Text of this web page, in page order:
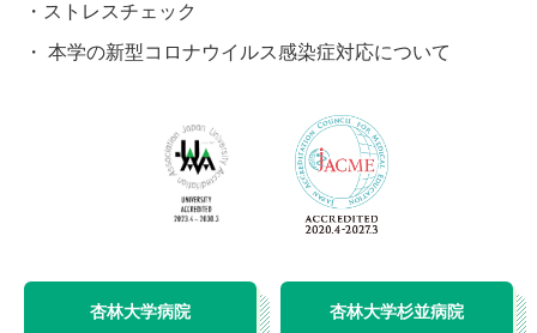
ストレスチェック
本学の新型コロナウイルス感染症対応について
杏林大学病院 杏林大学杉並病院